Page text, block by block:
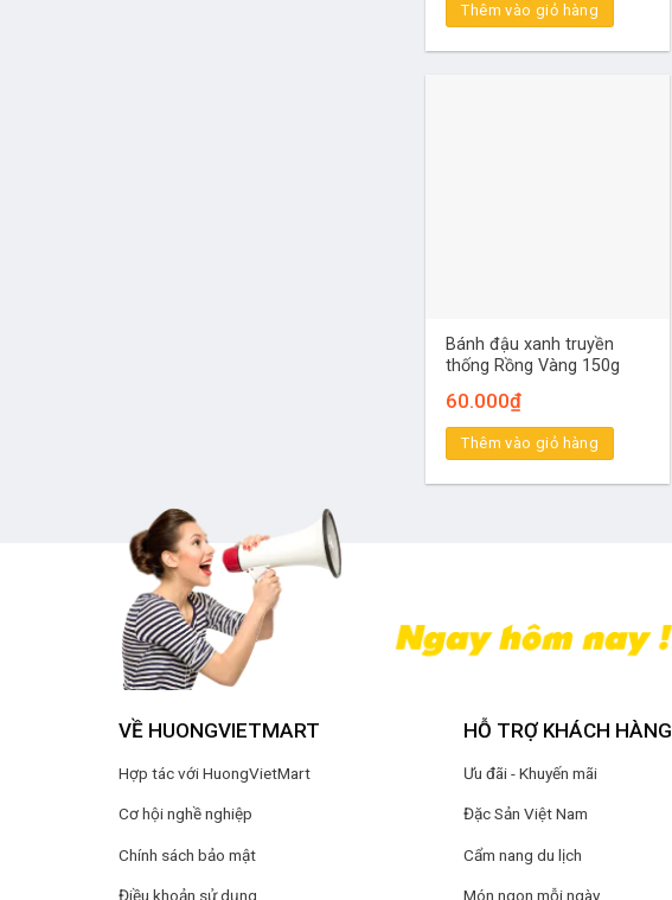
Thêm vào giỏ hàng
Bánh đậu xanh truyền
thống Rồng Vàng 150g
60.000₫
Thêm vào giỏ hàng
VỀ HUONGVIETMART
Hợp tác với HuongVietMart
Cơ hội nghề nghiệp
Chính sách bảo mật
Điều khoản sử dụng
HỖ TRỢ KHÁCH HÀNG
Ưu đãi - Khuyến mãi
Đặc Sản Việt Nam
Cẩm nang du lịch
Món ngon mỗi ngày